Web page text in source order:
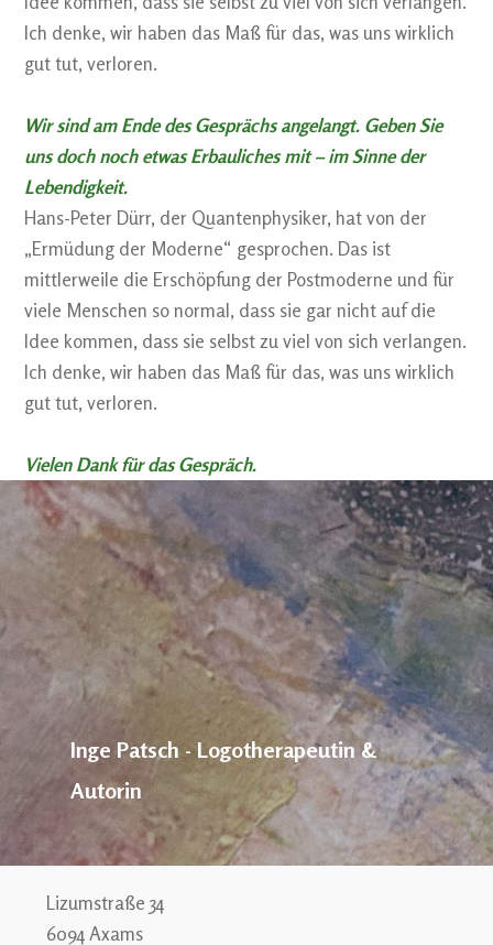
Ich denke, wir haben das Maß für das, was uns wirklich
gut tut, verloren.
Wir sind am Ende des Gesprächs angelangt. Geben Sie
uns doch noch etwas Erbauliches mit – im Sinne der
Lebendigkeit.
Hans-Peter Dürr, der Quantenphysiker, hat von der
„Ermüdung der Moderne“ gesprochen. Das ist
mittlerweile die Erschöpfung der Postmoderne und für
viele Menschen so normal, dass sie gar nicht auf die
Idee kommen, dass sie selbst zu viel von sich verlangen.
Ich denke, wir haben das Maß für das, was uns wirklich
gut tut, verloren.
Vielen Dank für das Gespräch.
Inge Patsch - Logotherapeutin &
Autorin
Lizumstraße 34
6094 Axams